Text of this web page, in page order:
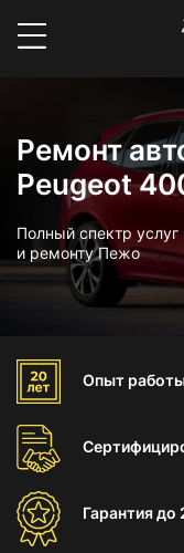
Ремонт
Peugeot
Полный спектр
и ремонту Пежо
Опыт
Гарантиядо